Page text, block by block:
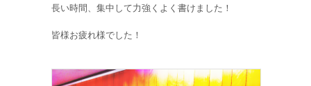
長い時間、集中して力強くよく書けました！
皆様お疲れ様でした！